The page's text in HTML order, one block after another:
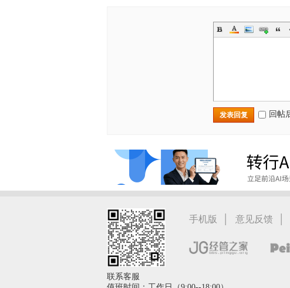
发表回复 回帖
手机版 | 意见反馈 |
联系客服